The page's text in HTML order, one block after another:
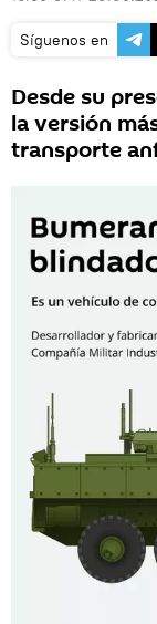
Síguenos en
Desde su
la versión
transporte